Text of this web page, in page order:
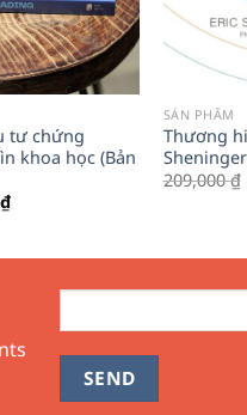
tư chứng
khoa học (Bản
₫Giá
hiện
SẢN PHẨM
Thương
209,000₫